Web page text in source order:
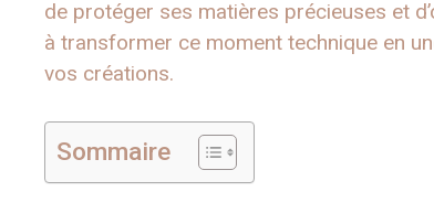
de protéger ses matières précieuses et
à transformer ce moment technique en
vos créations.
Sommaire